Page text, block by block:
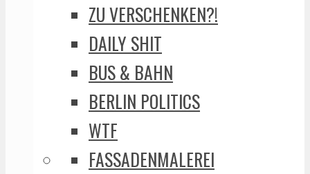
ZU VERSCHENKEN?!
DAILY SHIT
BUS & BAHN
BERLIN POLITICS
WTF
FASSADENMALEREI